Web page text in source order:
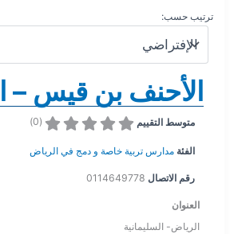
ترتيب حسب:
الأحنف بن قيس –
متوسط التقييم (
0
)
الفئة مدارس تربية خاصة و دمج في الرياض
رقم الاتصال 0114649778
العنوان
الرياض- السليمانية